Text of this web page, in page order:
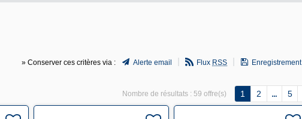
» Conserver ces critères via : Alerte email Flux RSS Enregistrement
Nombre de résultats : 59 offre(s) 1 2 5